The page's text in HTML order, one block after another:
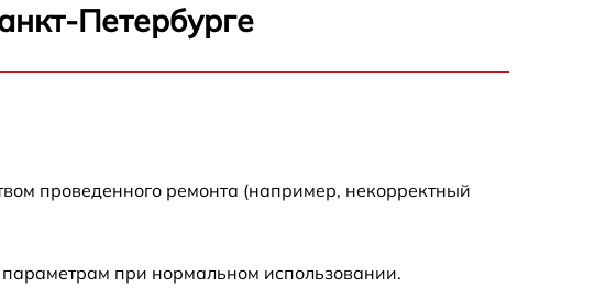
Петербурге
проведенного ремонта (например, некорректный
при нормальном использовании.